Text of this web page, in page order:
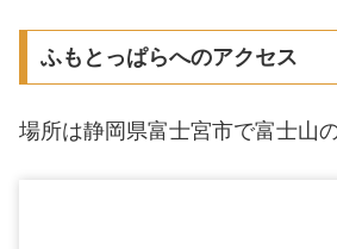
ふもとっぱらへのアクセス
場所は静岡県富士宮市で富士山の